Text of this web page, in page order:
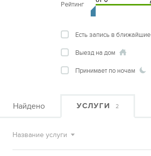
Рейтинг
Есть запись в
Выезд на дом
Принимает по ночам
Найдено УСЛУГИ 2
Название услуги